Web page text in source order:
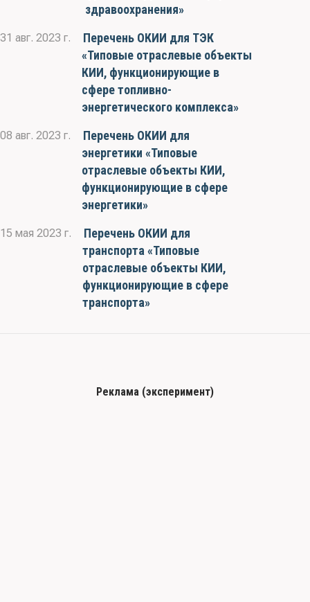
здравоохранения»
31 авг. 2023 г.
Перечень ОКИИ для ТЭК
«Типовые отраслевые объекты
КИИ, функционирующие в
сфере топливно-
энергетического комплекса»
08 авг. 2023 г.
Перечень ОКИИ для
энергетики «Типовые
отраслевые объекты КИИ,
функционирующие в сфере
энергетики»
15 мая 2023 г.
Перечень ОКИИ для
транспорта «Типовые
отраслевые объекты КИИ,
функционирующие в сфере
транспорта»
Реклама (эксперимент)